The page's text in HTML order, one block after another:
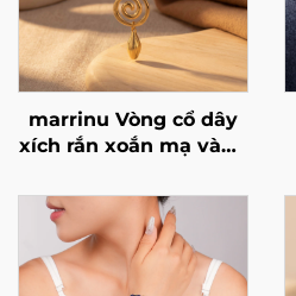
marrinu Vòng cổ dây
xích rắn xoắn mạ vàng